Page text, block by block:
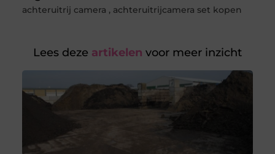
achteruitrij camera , achteruitrijcamera set kopen
Lees deze artikelen voor meer inzicht